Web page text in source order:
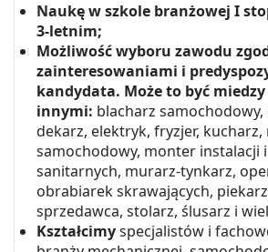
Naukę w szkole branżowej I
3-letnim;
Możliwość wyboru zawodu
zainteresowaniami i
kandydata. Może to być miedzy
innymi: blacharz
dekarz, elektryk, fryzjer, kucharz,
samochodowy, monter instalacji
sanitarnych, murarz-tynkarz,
obrabiarek skrawających,
sprzedawca, stolarz, ślusarz i
Kształcimyspecjalistów i